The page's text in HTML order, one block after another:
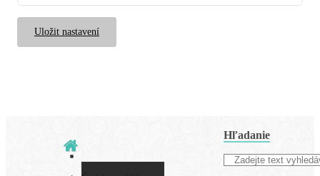
Uložit nastavení
Hľadanie